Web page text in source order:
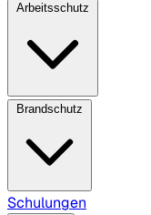
Arbeitsschutz
Brandschutz
Schulungen